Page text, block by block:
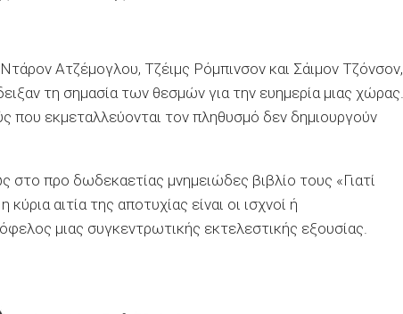
Ατζέμογλου, Τζέιμς Ρόμπινσον και Σάιμον Τζόνσον,
τη σημασία των θεσμών για την ευημερία μιας χώρας.
που εκμεταλλεύονται τον πληθυσμό δεν δημιουργούν
προ δωδεκαετίας μνημειώδες βιβλίο τους «Γιατί
αιτία της αποτυχίας είναι οι ισχνοί ή
μιας συγκεντρωτικής εκτελεστικής εξουσίας.